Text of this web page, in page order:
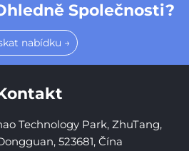
Společnosti?
nabídku →
Technology Park, ZhuTang,
523681, Čína